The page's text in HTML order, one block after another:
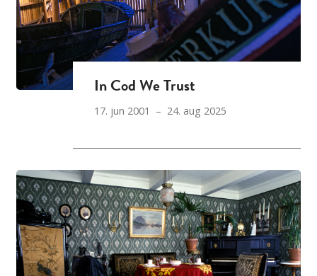
In Cod We Trust
17. jun 2001 – 24. aug 2025